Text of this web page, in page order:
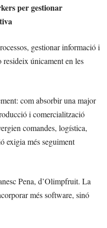
per gestionar
gestionar informació i
únicament en les
com absorbir una major
i comercialització
comandes, logística,
exigia més seguiment
Pena, d’Olimpfruit. La
més software, sinó